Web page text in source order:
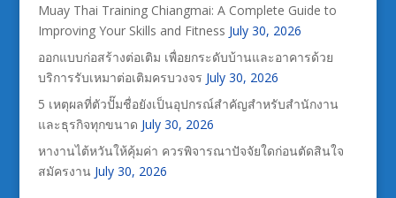
Muay Thai Training Chiangmai: A Complete Guide to
Improving Your Skills and Fitness July 30, 2026
ออกแบบก่อสร้างต่อเติม เพื่อยกระดับบ้านและอาคารด้วย
บริการรับเหมาต่อเติมครบวงจร July 30, 2026
5 เหตุผลที่ตัวปั๊มชื่อยังเป็นอุปกรณ์สำคัญสำหรับสำนักงาน
และธุรกิจทุกขนาด July 30, 2026
หางานไต้หวันให้คุ้มค่า ควรพิจารณาปัจจัยใดก่อนตัดสินใจ
สมัครงาน July 30, 2026